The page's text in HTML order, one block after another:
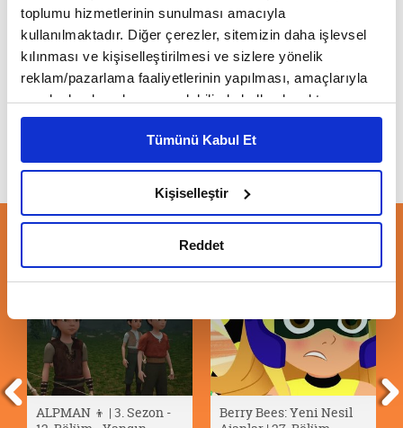
toplumu hizmetlerinin sunulması amacıyla
kullanılmaktadır. Diğer çerezler, sitemizin daha işlevsel
kılınması ve kişiselleştirilmesi ve sizlere yönelik
reklam/pazarlama faaliyetlerinin yapılması, amaçlarıyla
sınırlı olarak açık rızanız dahilinde kullanılacaktır.
Çerezlere ilişkin tercihlerinizi çerez paneli vasıtasıyla
belirleyebilirsiniz. Çerezlere ilişkin detaylı bilgi için
Ayarlar butonuna tıklayabilir,Çerez Bilgilendirme
Metnimizi ziyaret edebilirsiniz.
hazırlanmış olan İnternet Sitesi Aydınlatma Metnimizi
okumak ve sitemizi ziyaretiniz kapsamında
gerçekleştirilen veri işleme faaliyetleri ile ilgili daha
Tümünü Kabul Et
Kişiselleştir
Reddet
GGO Futbol ⚽ | 1. Bölüm
ÖNERİLEN VİDEOLAR
ALPMAN 👦 | 3. Sezon -
Berry Bees: Yeni Nesil